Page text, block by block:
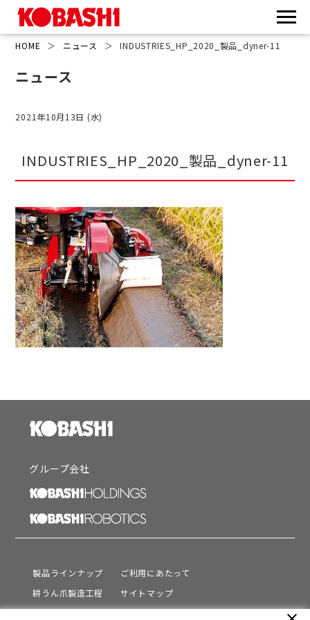
HOME ＞ ニュース ＞ INDUSTRIES_HP_2020_製品_dyner-11
ニュース
2021年10月13日 (水)
INDUSTRIES_HP_2020_製品_dyner-11
グループ会社
製品ラインナップ
耕うん爪製造工程
サポート
ご利用にあたって
サイトマップ
プライバシーポリシー